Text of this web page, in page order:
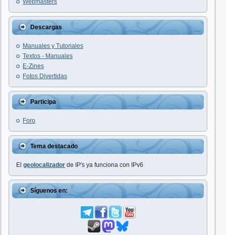
Webmasters
Descargas
Manuales y Tutoriales
Textos - Manuales
E-Zines
Fotos Divertidas
Participa
Foro
Tema destacado
El geolocalizador de IP's ya funciona con IPv6
Síguenos en: